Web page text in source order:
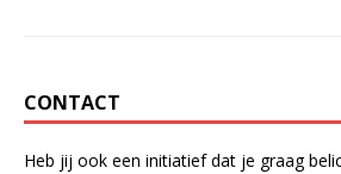
CONTACT
Heb jij ook een initiatief dat je graag